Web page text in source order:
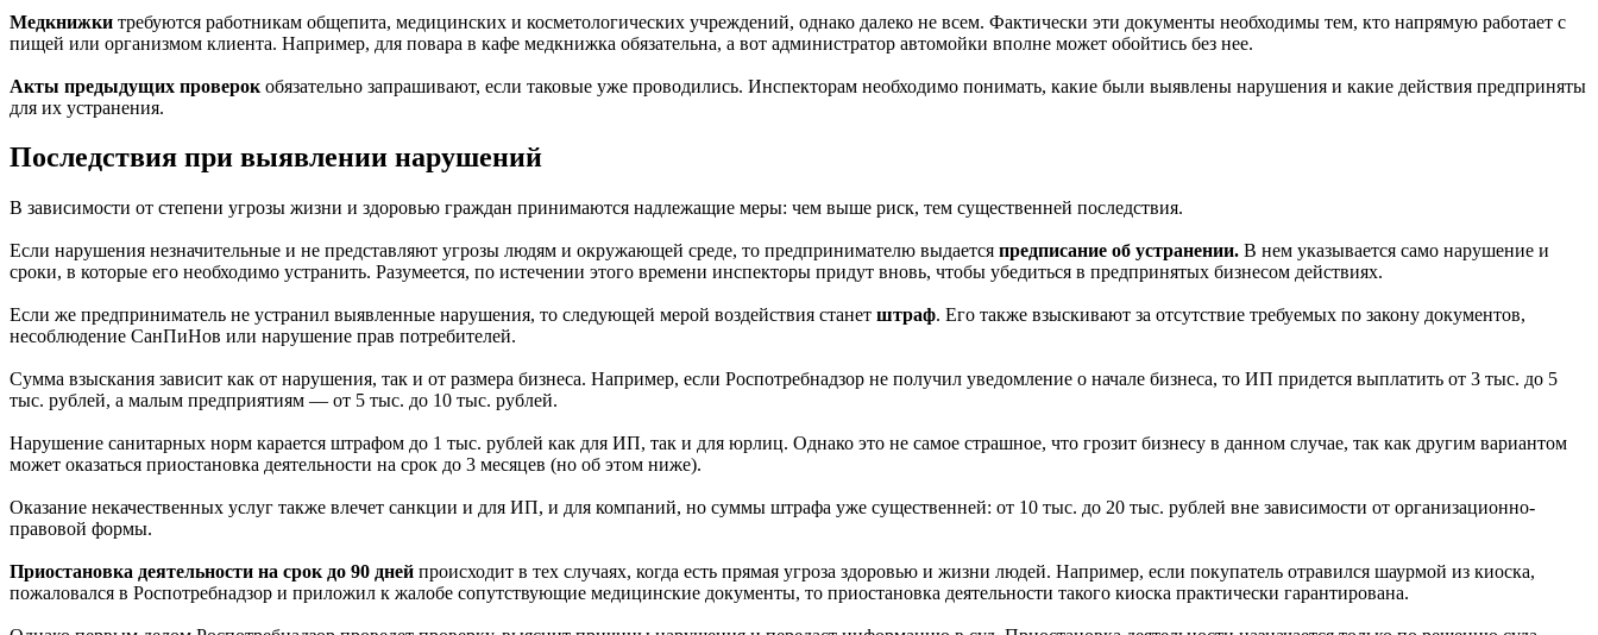
Медкнижки требуются работникам общепита, медицинских и косметологических учреждений, однако далеко не всем. Фактически эти документы необходимы тем, кто напрямую работает с
пищей или организмом клиента. Например, для повара в кафе медкнижка обязательна, а вот администратор автомойки вполне может обойтись без нее.
Акты предыдущих проверок обязательно запрашивают, если таковые уже проводились. Инспекторам необходимо понимать, какие были выявлены нарушения и какие действия предприняты
для их устранения.
Последствия при выявлении нарушений
В зависимости от степени угрозы жизни и здоровью граждан принимаются надлежащие меры: чем выше риск, тем существенней последствия.
Если нарушения незначительные и не представляют угрозы людям и окружающей среде, то предпринимателю выдается предписание об устранении. В нем указывается само нарушение и
сроки, в которые его необходимо устранить. Разумеется, по истечении этого времени инспекторы придут вновь, чтобы убедиться в предпринятых бизнесом действиях.
Если же предприниматель не устранил выявленные нарушения, то следующей мерой воздействия станет штраф. Его также взыскивают за отсутствие требуемых по закону документов,
несоблюдение СанПиНов или нарушение прав потребителей.
Сумма взыскания зависит как от нарушения, так и от размера бизнеса. Например, если Роспотребнадзор не получил уведомление о начале бизнеса, то ИП придется выплатить от 3 тыс. до 5
тыс. рублей, а малым предприятиям — от 5 тыс. до 10 тыс. рублей.
Нарушение санитарных норм карается штрафом до 1 тыс. рублей как для ИП, так и для юрлиц. Однако это не самое страшное, что грозит бизнесу в данном случае, так как другим вариантом
может оказаться приостановка деятельности на срок до 3 месяцев (но об этом ниже).
Оказание некачественных услуг также влечет санкции и для ИП, и для компаний, но суммы штрафа уже существенней: от 10 тыс. до 20 тыс. рублей вне зависимости от организационно-
правовой формы.
Приостановка деятельности на срок до 90 дней происходит в тех случаях, когда есть прямая угроза здоровью и жизни людей. Например, если покупатель отравился шаурмой из киоска,
пожаловался в Роспотребнадзор и приложил к жалобе сопутствующие медицинские документы, то приостановка деятельности такого киоска практически гарантирована.